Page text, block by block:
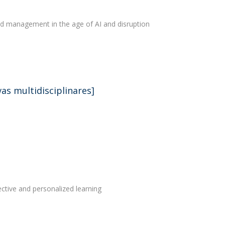
management in the age of AI and disruption
multidisciplinares]
and personalized learning